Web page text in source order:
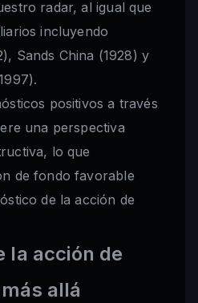
radar, al igual que
incluyendo
Sands China (1928) y
positivos a través
una perspectiva
lo que
de fondo favorable
de la acción de
la acción de
allá